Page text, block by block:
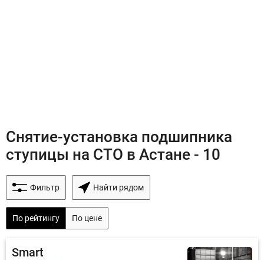
Снятие-установка подшипника
ступицы на СТО в Астане - 10
Фильтр Найти рядом
По рейтингу По цене
Smart